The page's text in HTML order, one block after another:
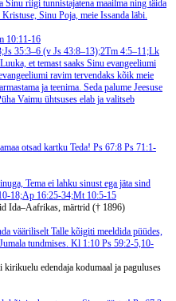
Sinu riigi tunnistajatena maailma ning täida
Kristuse, Sinu Poja, meie Issanda läbi.
10:11-16
35:3–6 (v Js 43:8–13);2Tm 4:5–11;Lk
et temast saaks Sinu evangeeliumi
ravim tervendaks kõik meie
ja teenima. Seda palume Jeesuse
Vaimu ühtsuses elab ja valitseb
otsad kartku Teda! Ps 67:8 Ps 71:1-
Tema ei lahku sinust ega jäta sind
18;Ap 16:25-34;Mt 10:5-15
Ida–Aafrikas, märtrid († 1896)
vääriliselt Talle kõigiti meeldida püüdes,
tundmises. Kl 1:10 Ps 59:2-5,10-
edendaja kodumaal ja paguluses